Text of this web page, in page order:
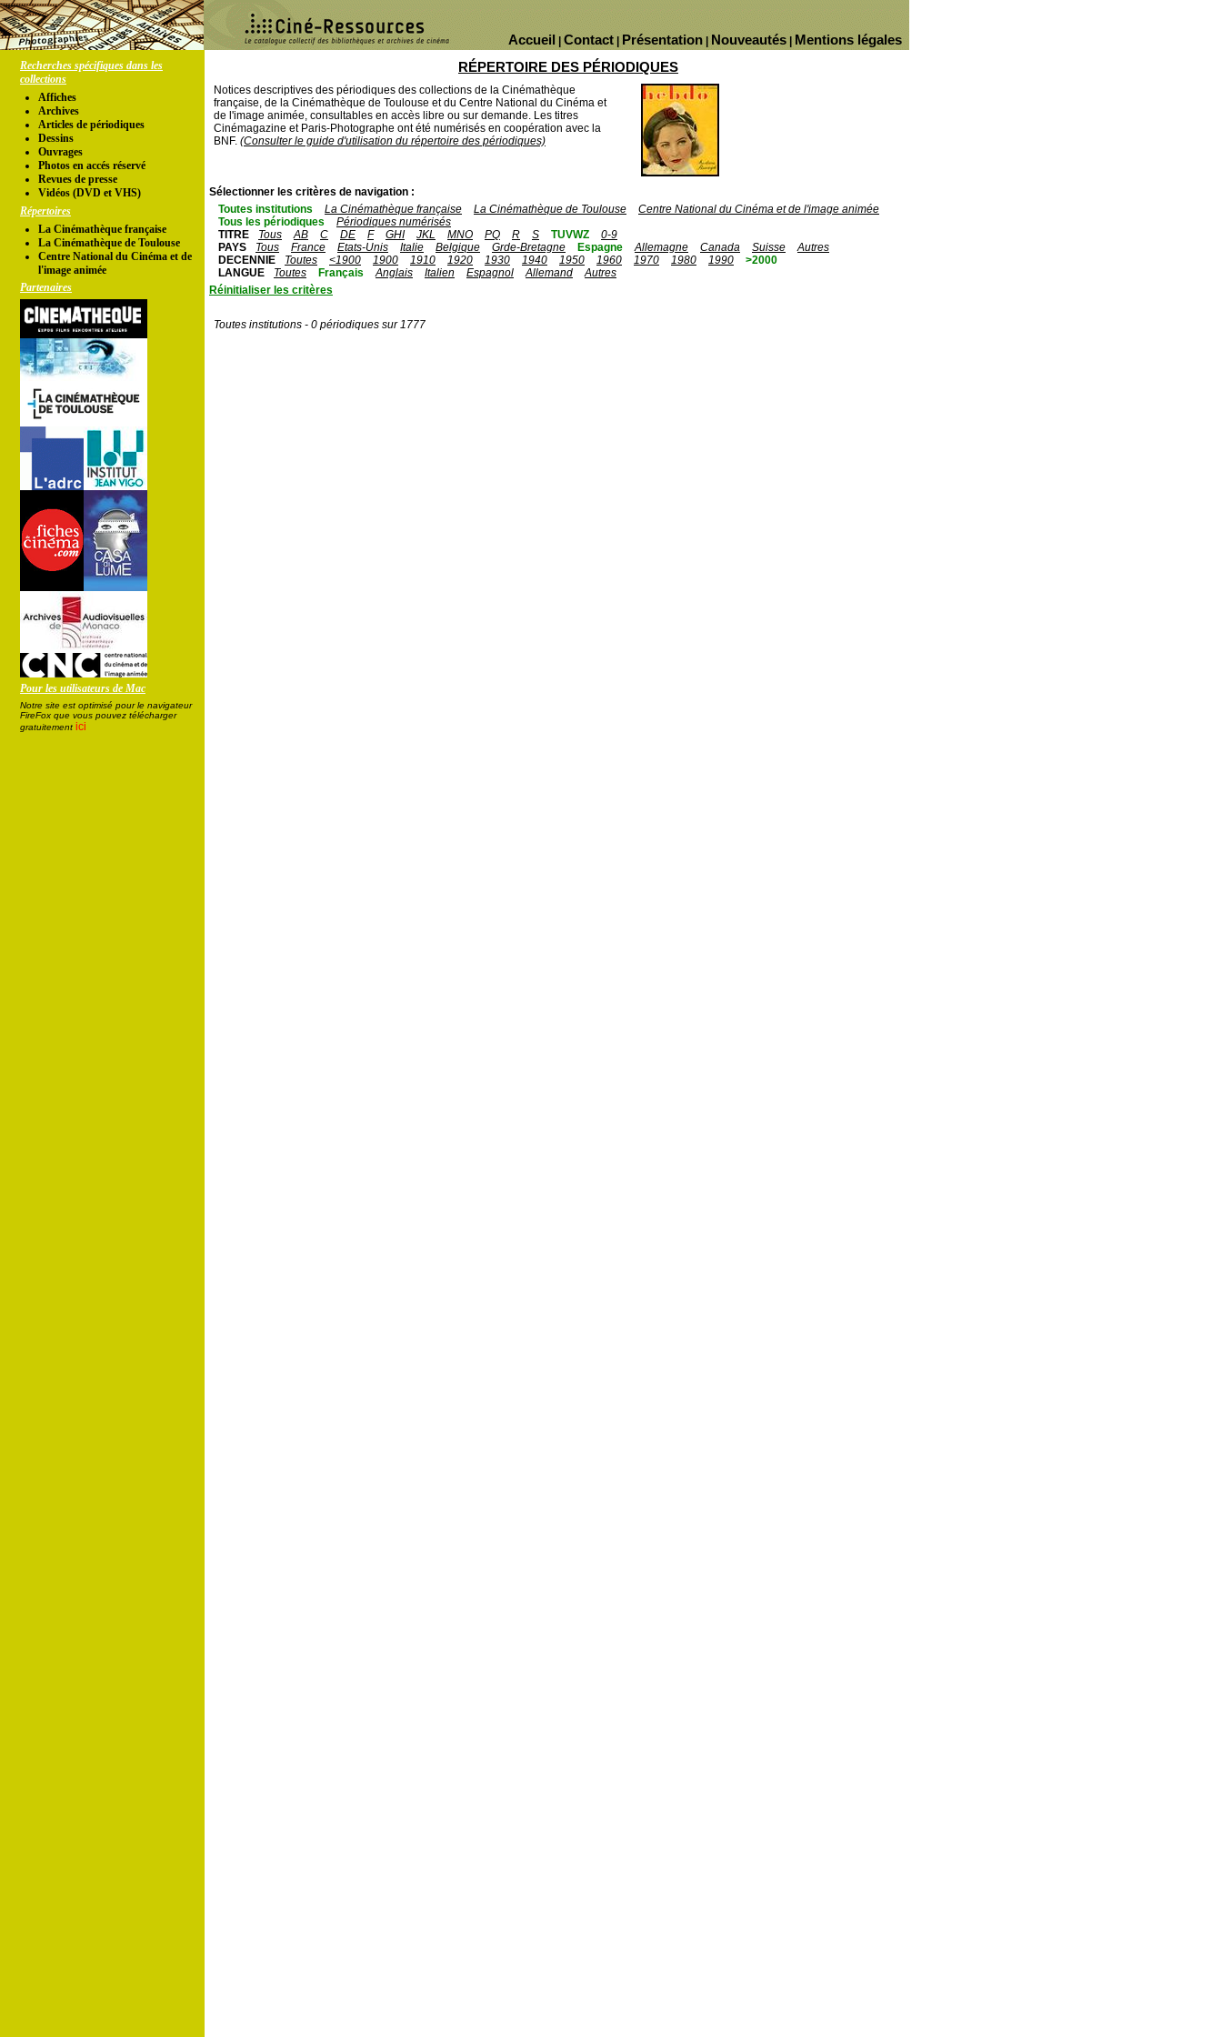
Mentions légales
Nouveautés
Présentation
Contact
Accueil
Recherches spécifiques dans les
collections
Affiches
Archives
Articles de périodiques
Dessins
Ouvrages
Photos en accés réservé
Revues de presse
Vidéos (DVD et VHS)
Répertoires
La Cinémathèque française
La Cinémathèque de Toulouse
Centre National du Cinéma et de
l'image animée
Partenaires
Pour les utilisateurs de Mac
Notre site est optimisé pour le navigateur
FireFox que vous pouvez télécharger
gratuitement ici
RÉPERTOIRE DES PÉRIODIQUES
Notices descriptives des périodiques des collections de la Cinémathèque
française, de la Cinémathèque de Toulouse et du Centre National du Cinéma et
de l'image animée, consultables en accès libre ou sur demande. Les titres
Cinémagazine et Paris-Photographe ont été numérisés en coopération avec la
BNF. (Consulter le guide d'utilisation du répertoire des périodiques)
Sélectionner les critères de navigation :
Toutes institutions
La Cinémathèque française La Cinémathèque de Toulouse
Centre National du Cinéma et de l'image animée
Tous les périodiques
Périodiques numérisés
TITRE
Tous AB C DE F GHI JKL MNO PQ R S TUVWZ
0-9
PAYS
Tous France Etats-Unis Italie Belgique Grde-Bretagne Espagne Allemagne Canada Suisse
Autres
DECENNIE
Toutes <1900 1900 1910 1920 1930 1940 1950 1960 1970 1980 1990
>2000
LANGUE
Toutes Français Anglais Italien Espagnol Allemand
Autres
Réinitialiser les critères
Toutes institutions - 0 périodiques sur 1777